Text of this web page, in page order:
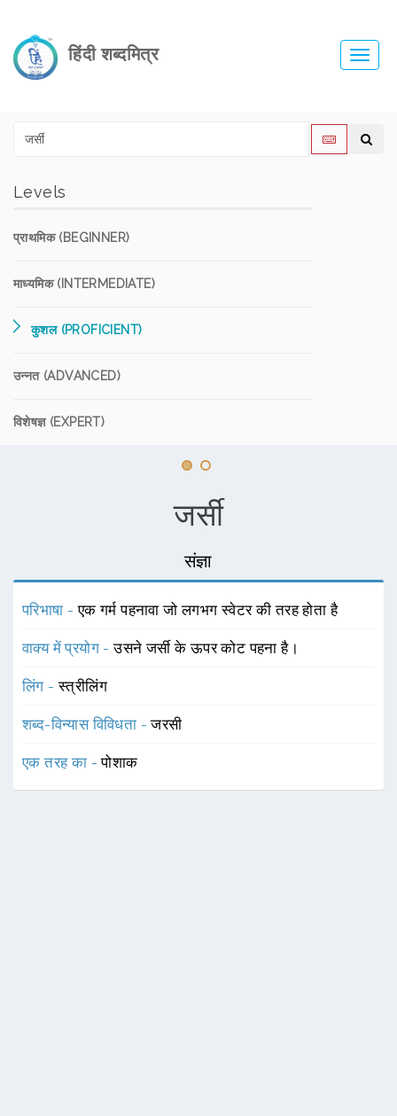
हिंदी शब्दमित्र
Levels
प्राथमिक (BEGINNER)
माध्यमिक (INTERMEDIATE)
कुशल (PROFICIENT)
उन्नत (ADVANCED)
विशेषज्ञ (EXPERT)
जर्सी
संज्ञा
परिभाषा -एक गर्म पहनावा जो लगभग स्वेटर की तरह होता है
वाक्य में प्रयोग -उसने जर्सी के ऊपर कोट पहना है।
लिंग -स्त्रीलिंग
शब्द-विन्यास विविधता -जरसी
एक तरह का -पोशाक